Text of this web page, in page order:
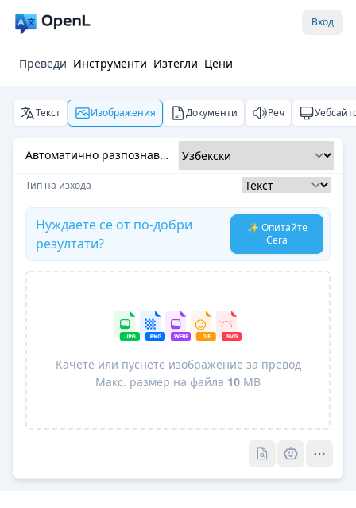
Вход
Преведи Инструменти Изтегли Цени
Текст Изображения Документи Реч
Автоматично разпознаване
Тип на изхода
Нуждаете се от по-добри
резултати?
✨ Опитайте
Сега
Качете или пуснете изображение за превод
Макс. размер на файла 10 MB